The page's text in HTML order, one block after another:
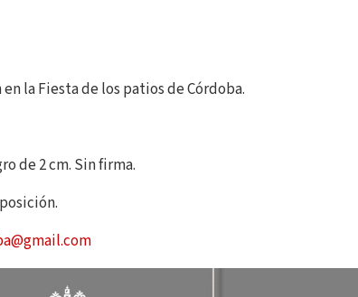
la Fiesta de los patios de Córdoba.
de 2 cm. Sin firma.